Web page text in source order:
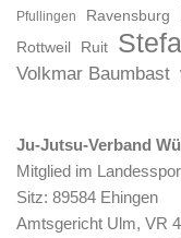
Pfullingen Ravensburg
Rottweil Ruit
Volkmar Baumbast
Ju-Jutsu-Verband
Mitglied im
Sitz: 89584 Ehingen
Amtsgericht Ulm, VR